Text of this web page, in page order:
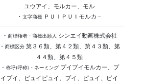
ユウアイ、モルカー、モル
・ 文字商標ＰＵＩＰＵＩモルカ－
・ 商標権者・商標出願人
シンエイ動画株式会社
・ 商標区分第３６類、第４２類、第４３類、第
４４類、第４５類
・ 称呼(呼称)・ネーミングプイプイモルカー、プ
イプイ、ピュイピュイ、プイ、ピュイ、ピイ